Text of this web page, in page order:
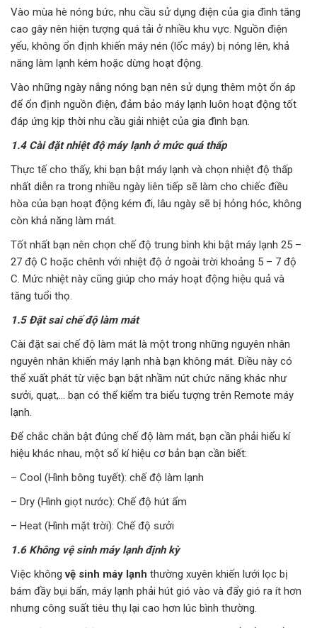
Vào mùa hè nóng bức, nhu cầu sử dụng điện của gia đình tăng
cao gây nên hiện tượng quá tải ở nhiều khu vực. Nguồn điện
yếu, không ổn định khiến máy nén (lốc máy) bị nóng lên, khả
năng làm lạnh kém hoặc dừng hoạt động.
Vào những ngày nắng nóng bạn nên sử dụng thêm một ổn áp
để ổn định nguồn điện, đảm bảo máy lạnh luôn hoạt động tốt
đáp ứng kịp thời nhu cầu giải nhiệt của gia đình bạn.
1.4 Cài đặt nhiệt độ máy lạnh ở mức quá thấp
Thực tế cho thấy, khi bạn bật máy lạnh và chọn nhiệt độ thấp
nhất diễn ra trong nhiều ngày liên tiếp sẽ làm cho chiếc điều
hòa của bạn hoạt động kém đi, lâu ngày sẽ bị hỏng hóc, không
còn khả năng làm mát.
Tốt nhất bạn nên chọn chế độ trung bình khi bật máy lạnh 25 –
27 độ C hoặc chênh với nhiệt độ ở ngoài trời khoảng 5 – 7 độ
C. Mức nhiệt này cũng giúp cho máy hoạt động hiệu quả và
tăng tuổi thọ.
1.5 Đặt sai chế độ làm mát
Cài đặt sai chế độ làm mát là một trong những nguyên nhân
nguyên nhân khiến máy lạnh nhà bạn không mát. Điều này có
thể xuất phát từ việc bạn bật nhầm nút chức năng khác như
sưởi, quạt,… bạn có thể kiểm tra biểu tượng trên Remote máy
lạnh.
Để chắc chắn bật đúng chế độ làm mát, bạn cần phải hiểu kí
hiệu khác nhau, một số kí hiệu cơ bản bạn cần biết:
– Cool (Hình bông tuyết): chế độ làm lạnh
– Dry (Hình giọt nước): Chế độ hút ẩm
– Heat (Hình mặt trời): Chế độ sưởi
1.6 Không vệ sinh máy lạnh định kỳ
Việc khôngvệ sinh máy lạnh thường xuyên khiến lưới lọc bị
bám đầy bụi bẩn, máy lạnh phải hút gió vào và đẩy gió ra ít hơn
nhưng công suất tiêu thụ lại cao hơn lúc bình thường.